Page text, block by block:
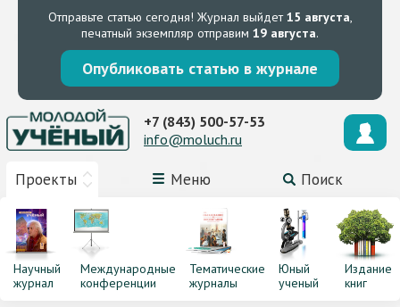
Отправьте статью сегодня! Журнал выйдет15 августа,
печатный экземпляр отправим 19 августа.
Опубликовать статью в журнале
Проекты Меню Поиск
+7 (843) 500-57-53
info@moluch.ru
Научный
журнал
Международные
конференции
Тематические
журналы
Юный
ученый
Издание
книг